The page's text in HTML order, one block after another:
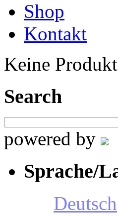
Shop
Kontakt
Keine
Search
powered by
Sprache/
Deutsch